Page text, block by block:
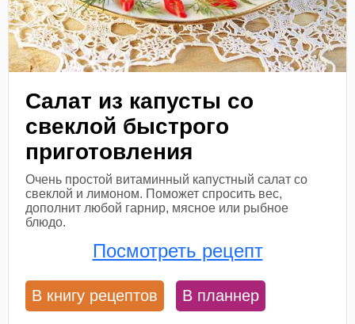
Салат из капусты со
свеклой быстрого
приготовления
Очень простой витаминный капустный салат со
свеклой и лимоном. Поможет спросить вес,
дополнит любой гарнир, мясное или рыбное
блюдо.
Посмотреть рецепт
В книгу рецептов В планнер